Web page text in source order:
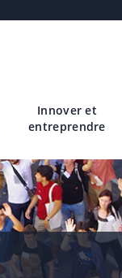
Innover et
entreprendre